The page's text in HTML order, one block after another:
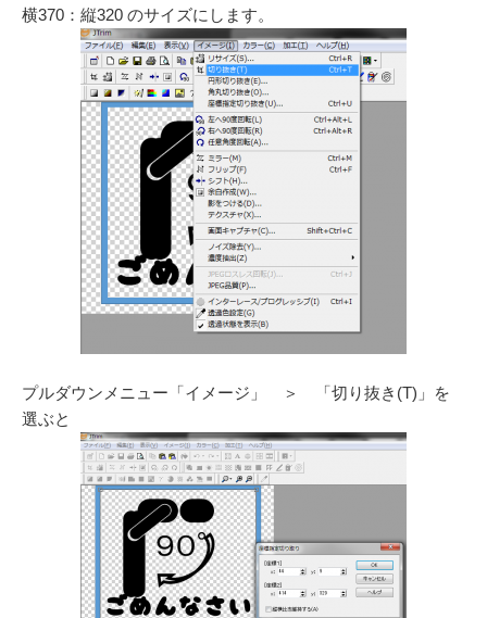
横370：縦320 のサイズにします。
プルダウンメニュー「イメージ」 ＞ 「切り抜き(T)」を
選ぶと